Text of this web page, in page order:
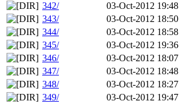
342/
03-Oct-2012 19:48
343/
03-Oct-2012 18:50
344/
03-Oct-2012 18:58
345/
03-Oct-2012 19:36
346/
03-Oct-2012 18:07
347/
03-Oct-2012 18:48
348/
03-Oct-2012 18:27
349/
03-Oct-2012 19:47